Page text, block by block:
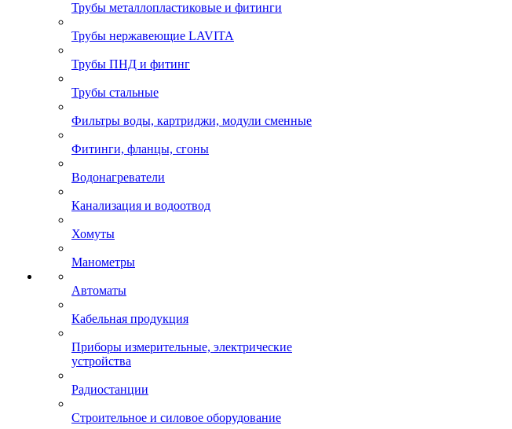
Трубы металлопластиковые и фитинги
Трубы нержавеющие LAVITA
Трубы ПНД и фитинг
Трубы стальные
Фильтры воды, картриджи, модули сменные
Фитинги, фланцы, сгоны
Водонагреватели
Канализация и водоотвод
Хомуты
Манометры
Автоматы
Кабельная продукция
Приборы измерительные, электрические
устройства
Радиостанции
Строительное и силовое оборудование